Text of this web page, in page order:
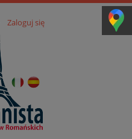
Zaloguj się